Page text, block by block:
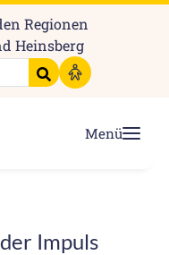
Regionen
Heinsberg
Suche starten
Menü
Impuls